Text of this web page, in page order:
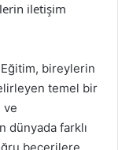
iletişim
bireylerin
temel bir
ve
dünyada farklı